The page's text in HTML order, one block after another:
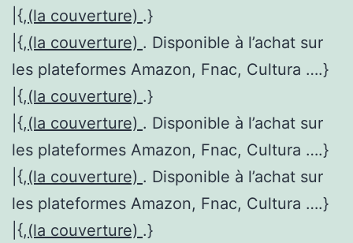
|{,(la couverture) .}
|{,(la couverture) . Disponible à l’achat sur
les plateformes Amazon, Fnac, Cultura ….}
|{,(la couverture) .}
|{,(la couverture) . Disponible à l’achat sur
les plateformes Amazon, Fnac, Cultura ….}
|{,(la couverture) . Disponible à l’achat sur
les plateformes Amazon, Fnac, Cultura ….}
|{,(la couverture) .}